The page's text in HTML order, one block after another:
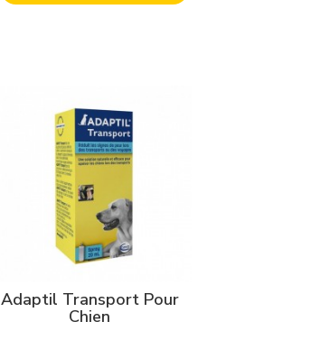
Adaptil Transport Pour
Chien